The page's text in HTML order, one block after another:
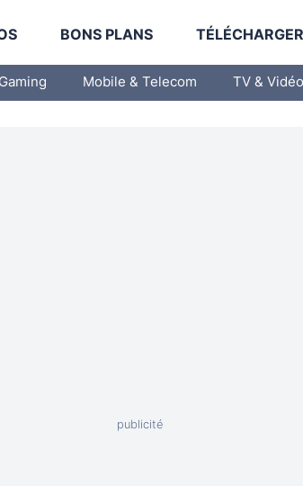
BONS PLANS
Mobile & Telecom TV & Vidéo